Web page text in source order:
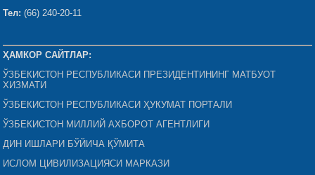
Тел: (66) 240-20-11
ҲАМКОР САЙТЛАР:
ЎЗБЕКИСТОН РЕСПУБЛИКАСИ ПРЕЗИДЕНТИНИНГ МАТБУОТ
ХИЗМАТИ
ЎЗБЕКИСТОН РЕСПУБЛИКАСИ ҲУКУМАТ ПОРТАЛИ
ЎЗБЕКИСТОН МИЛЛИЙ АХБОРОТ АГЕНТЛИГИ
ДИН ИШЛАРИ БЎЙИЧА ҚЎМИТА
ИСЛОМ ЦИВИЛИЗАЦИЯСИ МАРКАЗИ